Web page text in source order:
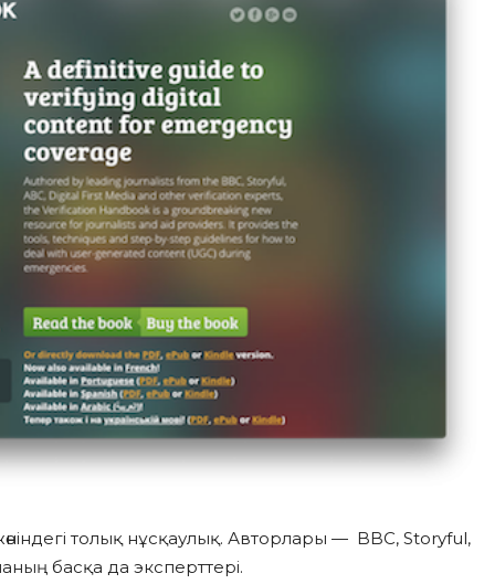
толық нұсқаулық. Авторлары — BBC, Storyful,
басқа да эксперттері.